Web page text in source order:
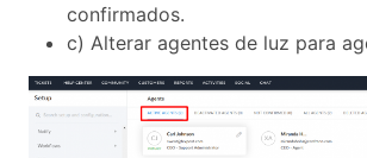
confirmados.
c) Alterar agentes de luz para